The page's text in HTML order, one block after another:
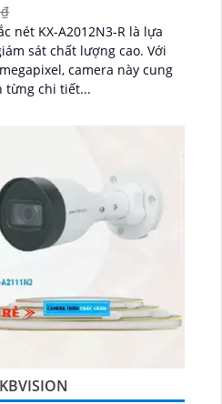
nét KX-A2012N3-R là lựa
sát chất lượng cao. Với
camera này cung
từng chi tiết...